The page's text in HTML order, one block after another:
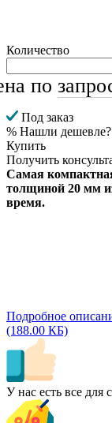
Количество
по
Под заказ
% Нашли дешевле?
Купить
Получить
Самая
толщиной 20 мм
время.
Подробное
(188.00 КБ)
У нас есть все для